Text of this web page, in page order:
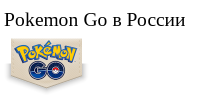
Pokemon Go в России